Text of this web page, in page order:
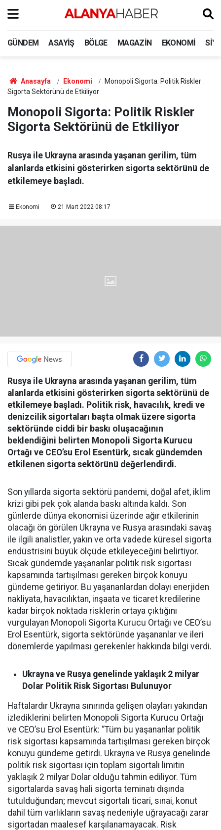
GÜNDEM ASAYIŞ BÖLGE MAGAZIN EKONOMI
Anasayfa Ekonomi
Monopoli Sigorta: Politik Riskler
Sigorta Sektörünü de Etkiliyor
Monopoli Sigorta: Politik Riskler
Sigorta Sektörünü de Etkiliyor
Rusya ile Ukrayna arasında yaşanan gerilim, tüm
alanlarda etkisini gösterirken sigorta sektörünü de
etkilemeye başladı.
Ekonomi 21 Mart 2022 08:17
Rusya ile Ukrayna arasında yaşanan gerilim, tüm
alanlarda etkisini gösterirken sigorta sektörünü de
etkilemeye başladı. Politik risk, havacılık, kredi ve
denizcilik sigortaları başta olmak üzere sigorta
sektöründe ciddi bir baskı oluşacağının
beklendiğini belirten Monopoli Sigorta Kurucu
Ortağı ve CEO’su Erol Esentürk, sıcak gündemden
etkilenen sigorta sektörünü değerlendirdi.
Son yıllarda sigorta sektörü pandemi, doğal afet, iklim
krizi gibi pek çok alanda baskı altında kaldı. Son
günlerde dünya ekonomisi üzerinde ağır etkilerinin
olacağı ön görülen Ukrayna ve Rusya arasındaki savaş
ile ilgili analistler, yakın ve orta vadede küresel sigorta
endüstrisini büyük ölçüde etkileyeceğini belirtiyor.
Sıcak gündemde yaşananlar politik risk sigortası
kapsamında tartışılması gereken birçok konuyu
gündeme getiriyor. Bu yaşananlardan dolayı enerjiden
nakliyata, havacılıktan, inşaata ve ticaret kredilerine
kadar birçok noktada risklerin ortaya çıktığını
vurgulayan Monopoli Sigorta Kurucu Ortağı ve CEO’su
Erol Esentürk, sigorta sektöründe yaşananlar ve ileri
dönemlerde yapılması gerekenler hakkında bilgi verdi.
Ukrayna ve Rusya genelinde yaklaşık 2 milyar
Dolar Politik Risk Sigortası Bulunuyor
Haftalardır Ukrayna sınırında gelişen olayları yakından
izlediklerini belirten Monopoli Sigorta Kurucu Ortağı
ve CEO’su Erol Esentürk: “Tüm bu yaşananlar politik
risk sigortası kapsamında tartışılması gereken birçok
konuyu gündeme getirdi. Ukrayna ve Rusya genelinde
politik risk sigortası için toplam sigortalı limitin
yaklaşık 2 milyar Dolar olduğu tahmin ediliyor. Tüm
sigortalarda savaş hali sigorta teminatı dışında
tutulduğundan; mevcut sigortalı ticari, sınai, konut
dahil tüm varlıkların savaş nedeniyle uğrayacağı zarar
sigortadan maalesef karşılanamayacak. Risk